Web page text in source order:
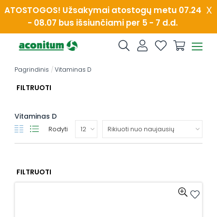
Skip
to
x
ATOSTOGOS! Užsakymai atostogų metu 07.24
- 08.07 bus išsiunčiami per 5 - 7 d.d.
Pagrindinis / Vitaminas D
FILTRUOTI
Vitaminas D
Rodyti
FILTRUOTI